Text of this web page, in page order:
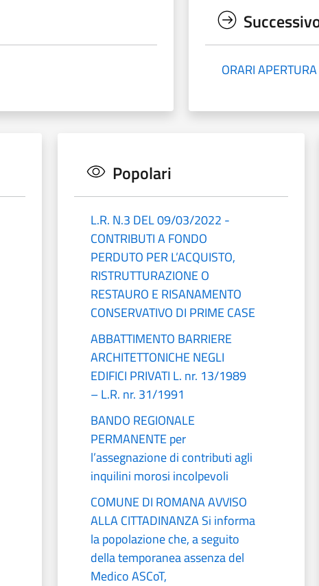
ORARI
Popolari
L.R. N.3 DEL 09/03/2022 -
CONTRIBUTI A FONDO
PERDUTO PER L’ACQUISTO,
RISTRUTTURAZIONE O
RESTAURO E RISANAMENTO
CONSERVATIVO DI PRIME CASE
ABBATTIMENTO BARRIERE
ARCHITETTONICHE NEGLI
EDIFICI PRIVATI L. nr. 13/1989
– L.R. nr. 31/1991
BANDO REGIONALE
PERMANENTE per
l’assegnazione di contributi agli
inquilini morosi incolpevoli
COMUNE DI ROMANA AVVISO
ALLA CITTADINANZA Si informa
la popolazione che, a seguito
della temporanea assenza del
Medico ASCoT,